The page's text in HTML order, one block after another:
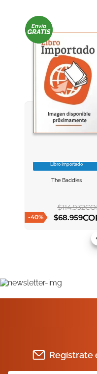
VER INFORMACION
Libro Importado
The Baddies
-40%
$114.932
$68.959
Regístrate